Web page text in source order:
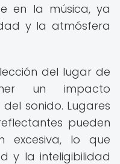
en la música, ya
y la atmósfera
del lugar de
un impacto
sonido. Lugares
pueden
excesiva, lo que
y la inteligibilidad